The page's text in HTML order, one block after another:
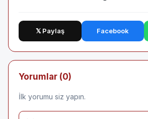
𝕏 Paylaş Facebook
Yorumlar (0)
İlk yorumu siz yapın.